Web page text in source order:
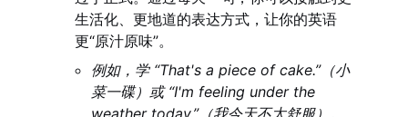
生活化、更地道的表达方式，让你的英语
更“原汁原味”。
例如，学 “That's a piece of cake.”（小
菜一碟）或 “I'm feeling under the
weather today.”（我今天不太舒服）。